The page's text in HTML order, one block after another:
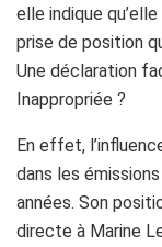
elle indique
prise de position
Une déclaration
Inappropriée ?
En effet,
dans les
années. Son
directe à Marine